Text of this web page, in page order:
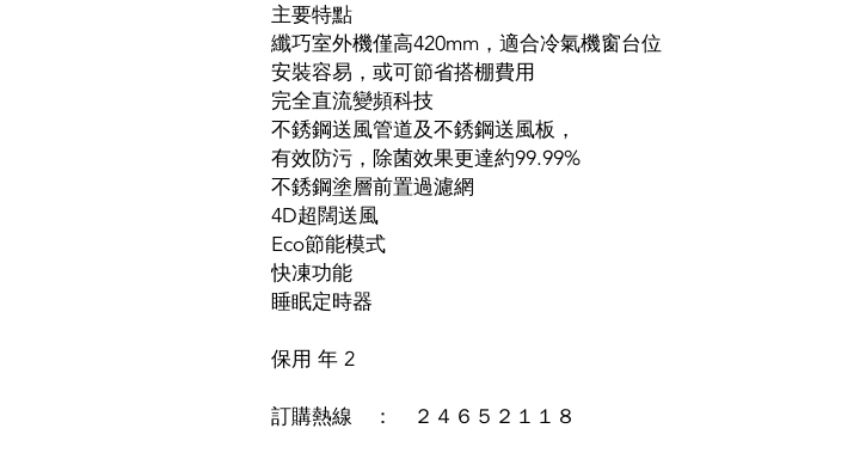
主要特點
纖巧室外機僅高420mm，適合冷氣機窗台位
安裝容易，或可節省搭棚費用
完全直流變頻科技
不銹鋼送風管道及不銹鋼送風板，
有效防污，除菌效果更達約99.99%
不銹鋼塗層前置過濾網
4D超闊送風
Eco節能模式
快凍功能
睡眠定時器
保用 年 2
訂購熱線 ： ２４６５２１１８